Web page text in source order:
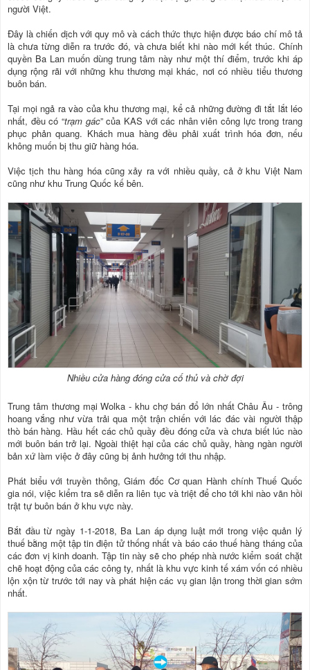
người Việt.
Đây là chiến dịch với quy mô và cách thức thực hiện được báo chí mô tả
là chưa từng diễn ra trước đó, và chưa biết khi nào mới kết thúc. Chính
quyền Ba Lan muốn dùng trung tâm này như một thí điểm, trước khi áp
dụng rộng rãi với những khu thương mại khác, nơi có nhiều tiểu thương
buôn bán.
Tại mọi ngả ra vào của khu thương mại, kể cả những đường đi tắt lắt léo
nhất, đều có “trạm gác” của KAS với các nhân viên công lực trong trang
phục phản quang. Khách mua hàng đều phải xuất trình hóa đơn, nếu
không muốn bị thu giữ hàng hóa.
Việc tịch thu hàng hóa cũng xảy ra với nhiều quầy, cả ở khu Việt Nam
cũng như khu Trung Quốc kế bên.
Nhiều cửa hàng đóng cửa cố thủ và chờ đợi
Trung tâm thương mại Wolka - khu chợ bán đổ lớn nhất Châu Âu - trông
hoang vắng như vừa trải qua một trận chiến với lác đác vài người thập
thò bán hàng. Hầu hết các chủ quầy đều đóng cửa và chưa biết lúc nào
mới buôn bán trở lại. Ngoài thiệt hại của các chủ quầy, hàng ngàn người
bản xứ làm việc ở đây cũng bị ảnh hưởng tới thu nhập.
Phát biểu với truyền thông, Giám đốc Cơ quan Hành chính Thuế Quốc
gia nói, việc kiểm tra sẽ diễn ra liên tục và triệt để cho tới khi nào vãn hồi
trật tự buôn bán ở khu vực này.
Bắt đầu từ ngày 1-1-2018, Ba Lan áp dụng luật mới trong việc quản lý
thuế bằng một tập tin điện tử thống nhất và báo cáo thuế hàng tháng của
các đơn vị kinh doanh. Tập tin này sẽ cho phép nhà nước kiểm soát chặt
chẽ hoạt động của các công ty, nhất là khu vực kinh tế xám vốn có nhiều
lộn xộn từ trước tới nay và phát hiện các vụ gian lận trong thời gian sớm
nhất.